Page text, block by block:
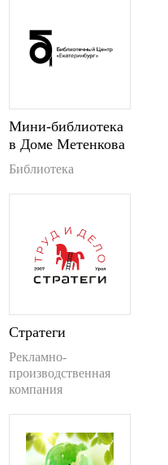
Мини-библиотека
в Доме Метенкова
Библиотека
Стратеги
Рекламно-
производственная
компания